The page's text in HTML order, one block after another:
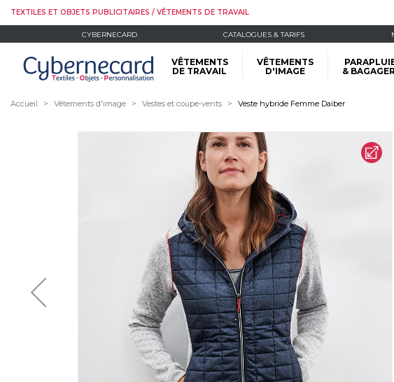
TEXTILES ET OBJETS PUBLICITAIRES / VÊTEMENTS DE TRAVAIL
CYBERNECARD CATALOGUES & TARIFS
VÊTEMENTS
DE TRAVAIL
VÊTEMENTS
D'IMAGE
&
Accueil Vêtements d'image Vestes et coupe-vents Veste hybride Femme Daiber